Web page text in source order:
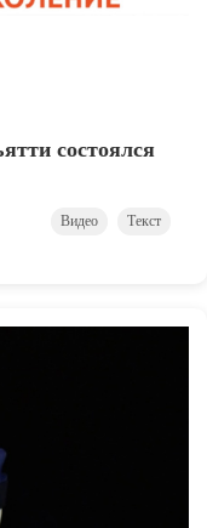
состоялся
Видео Текст